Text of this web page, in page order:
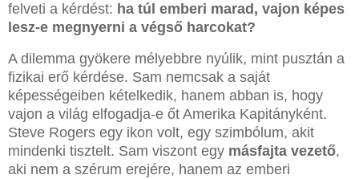
felveti a kérdést: ha túl emberi marad, vajon képes
lesz-e megnyerni a végső harcokat?
A dilemma gyökere mélyebbre nyúlik, mint pusztán a
fizikai erő kérdése. Sam nemcsak a saját
képességeiben kételkedik, hanem abban is, hogy
vajon a világ elfogadja-e őt Amerika Kapitányként.
Steve Rogers egy ikon volt, egy szimbólum, akit
mindenki tisztelt. Sam viszont egy másfajta vezető,
aki nem a szérum erejére, hanem az emberi